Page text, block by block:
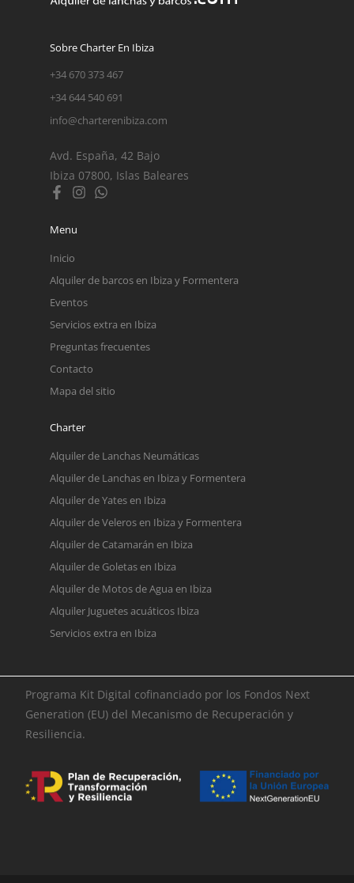
Sobre Charter En Ibiza
+34 670 373 467
+34 644 540 691
info@charterenibiza.com
Avd. España, 42 Bajo
Ibiza 07800, Islas Baleares
Menu
Inicio
Alquiler de barcos en Ibiza y Formentera
Eventos
Servicios extra en Ibiza
Preguntas frecuentes
Contacto
Mapa del sitio
Charter
Alquiler de Lanchas Neumáticas
Alquiler de Lanchas en Ibiza y Formentera
Alquiler de Yates en Ibiza
Alquiler de Veleros en Ibiza y Formentera
Alquiler de Catamarán en Ibiza
Alquiler de Goletas en Ibiza
Alquiler de Motos de Agua en Ibiza
Alquiler Juguetes acuáticos Ibiza
Servicios extra en Ibiza
Programa Kit Digital cofinanciado por los Fondos Next
Generation (EU) del Mecanismo de Recuperación y
Resiliencia.